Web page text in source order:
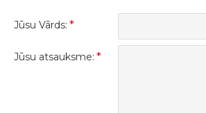
Jūsu Vārds:
Jūsu atsauksme: